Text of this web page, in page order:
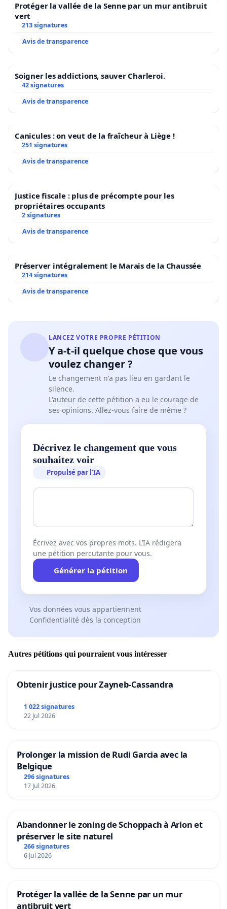
Protéger la vallée de la Senne par un mur antibruit
vert
213 signatures
Avis de transparence
Soigner les addictions, sauver Charleroi.
42 signatures
Avis de transparence
Canicules : on veut de la fraîcheur à Liège !
251 signatures
Avis de transparence
Justice fiscale : plus de précompte pour les
propriétaires occupants
2 signatures
Avis de transparence
Préserver intégralement le Marais de la Chaussée
214 signatures
Avis de transparence
LANCEZ VOTRE PROPRE PÉTITION
Y a-t-il quelque chose que vous
voulez changer ?
Le changement n'a pas lieu en gardant le
silence.
L'auteur de cette pétition a eu le courage de
ses opinions. Allez-vous faire de même ?
Décrivez le changement que vous
souhaitez voir
Propulsé par l’IA
Écrivez avec vos propres mots. L’IA rédigera
une pétition percutante pour vous.
Générer la pétition
Vos données vous appartiennent
Confidentialité dès la conception
Autres pétitions qui pourraient vous intéresser
Obtenir justice pour Zayneb-Cassandra
1 022 signatures
22 Jul 2026
Prolonger la mission de Rudi Garcia avec la
Belgique
296 signatures
17 Jul 2026
Abandonner le zoning de Schoppach à Arlon et
préserver le site naturel
266 signatures
6 Jul 2026
Protéger la vallée de la Senne par un mur
antibruit vert